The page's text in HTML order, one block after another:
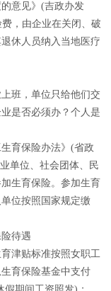
意见》(吉政办发
，由企业在关闭、破
休人员纳入当地医疗
班，单位只给他们交
是否必须办？个人是
育保险办法》(省政
单位、社会团体、民
生育保险。参加生育
位按照国家规定缴
待遇
津贴标准按照女职工
育保险基金中支付